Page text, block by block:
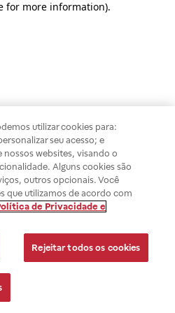
for more information).
utilizar cookies para:
seu acesso; e
websites, visando o
Alguns cookies são
outros opcionais. Você
que utilizamos de acordo com
de Privacidade e
Rejeitar todos os cookies